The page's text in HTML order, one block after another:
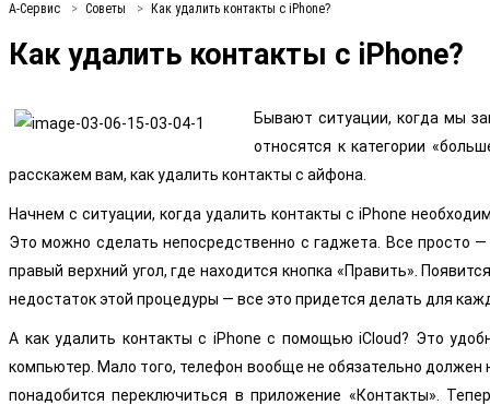
А-Сервис Советы Как удалить контакты с iPhone?
Как удалить контакты с iPhone?
Бывают ситуации, когда мы
относятся к категории
расскажем вам, как удалить контакты с айфона.
Начнем с ситуации, когда удалить контакты с iPhone
Это можно сделать непосредственно с гаджета. Все просто
правый верхний угол, где находится кнопка «Править».
недостаток этой процедуры — все это придется делать для
А как удалить контакты с iPhone с помощью iCloud? Это
компьютер. Мало того, телефон вообще не обязательно должен
понадобится переключиться в приложение «Контакты».